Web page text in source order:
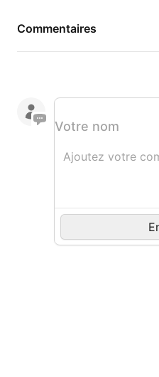
Commentaires
Commentaire